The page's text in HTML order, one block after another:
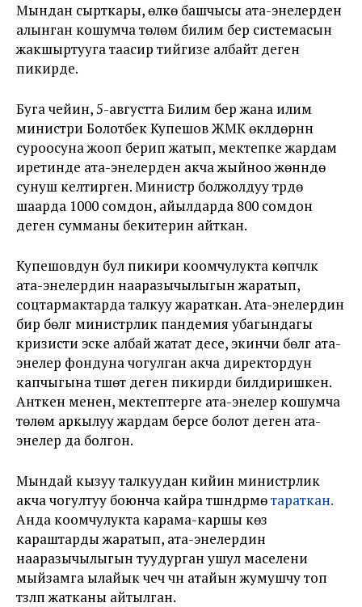
Мындан сырткары, өлкө башчысы ата-энелерден
алынган кошумча төлөм билим берүү системасын
жакшыртууга таасир тийгизе албайт деген
пикирде.
Буга чейин, 5-августта Билим берүү жана илим
министри Болотбек Купешов ЖМК өкүлдөрүнүн
суроосуна жооп берип жатып, мектепке жардам
иретинде ата-энелерден акча жыйноо жөнүндө
сунуш келтирген. Министр болжолдуу түрдө
шаарда 1000 сомдон, айылдарда 800 сомдон
деген сумманы бекитерин айткан.
Купешовдун бул пикири коомчулукта көпчүлүк
ата-энелердин нааразычылыгын жаратып,
соцтармактарда талкуу жараткан. Ата-энелердин
бир бөлүгү министрлик пандемия убагындагы
кризисти эске албай жатат десе, экинчи бөлүгү ата-
энелер фондуна чогулган акча директордун
капчыгына түшөт деген пикирди билдиришкен.
Анткен менен, мектептерге ата-энелер кошумча
төлөм аркылуу жардам берсе болот деген ата-
энелер да болгон.
Мындай кызуу талкуудан кийин министрлик
акча чогултуу боюнча кайра түшүндүрмөтараткан.
Анда коомчулукта карама-каршы көз
караштарды жаратып, ата-энелердин
нааразычылыгын туудурган ушул маселени
мыйзамга ылайык чечүү үчүн атайын жумушчу топ
түзүлүп жатканы айтылган.